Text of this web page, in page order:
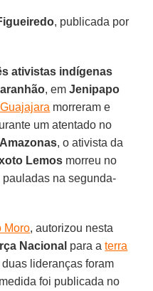
, publicada por
ativistas indígenas
, emJenipapo
morreram e
um atentado no
Amazonas, o ativista da
Lemos morreu no
na segunda-
Moro, autorizou nesta
Nacional para aterra
lideranças foram
foi publicada no